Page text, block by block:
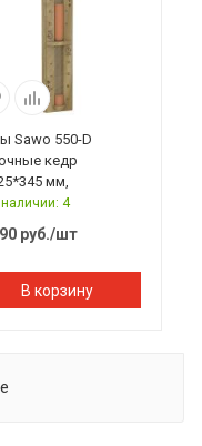
Sawo 550-D
кедр
мм,
наличии: 4
руб./шт
В корзину